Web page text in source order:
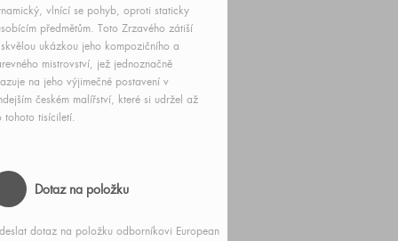
vlnící se pohyb, oproti staticky
předmětům. Toto Zrzavého zátiší
ukázkou jeho kompozičního a
mistrovství, jež jednoznačně
na jeho výjimečné postavení v
českém malířství, které si udržel až
tohoto tisíciletí.
Dotaz na položku
dotaz na položku odborníkovi European